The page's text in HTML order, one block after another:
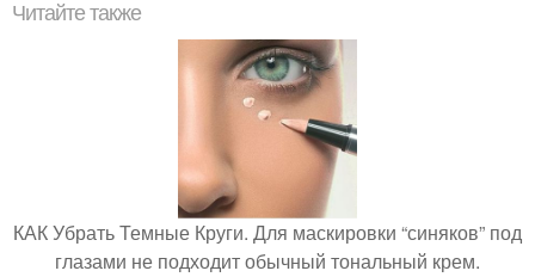
Читайте также
КАК Убрать Темные Круги. Для маскировки “синяков” под
глазами не подходит обычный тональный крем.